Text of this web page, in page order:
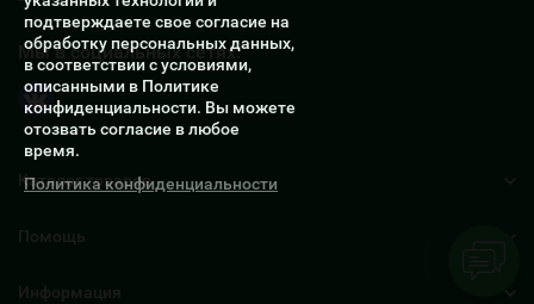
Мы в социальных сетях:
Каталог товаров
Помощь
Информация
подтверждаете свое согласие на
обработку персональных данных,
в соответствии с условиями,
описанными в Политике
конфиденциальности. Вы можете
отозвать согласие в любое
время.
Политика конфиденциальности